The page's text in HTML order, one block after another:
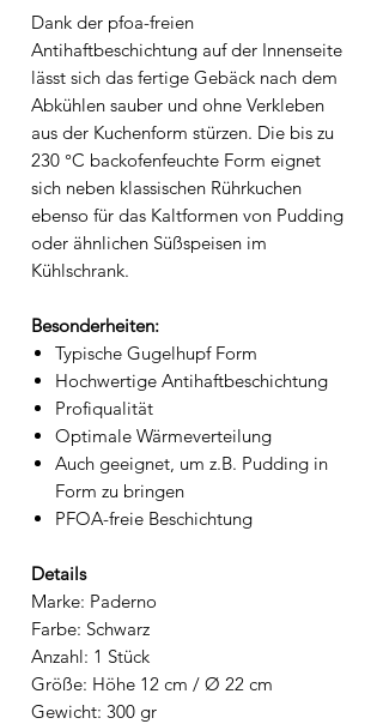
Dank der pfoa-freien
Antihaftbeschichtung auf der Innenseite
lässt sich das fertige Gebäck nach dem
Abkühlen sauber und ohne Verkleben
aus der Kuchenform stürzen. Die bis zu
230 °C backofenfeuchte Form eignet
sich neben klassischen Rührkuchen
ebenso für das Kaltformen von Pudding
oder ähnlichen Süßspeisen im
Kühlschrank.
Besonderheiten:
Typische Gugelhupf Form
Hochwertige Antihaftbeschichtung
Profiqualität
Optimale Wärmeverteilung
Auch geeignet, um z.B. Pudding in
Form zu bringen
PFOA-freie Beschichtung
Details
Marke: Paderno
Farbe: Schwarz
Anzahl: 1 Stück
Größe: Höhe 12 cm / Ø 22 cm
Gewicht: 300 gr